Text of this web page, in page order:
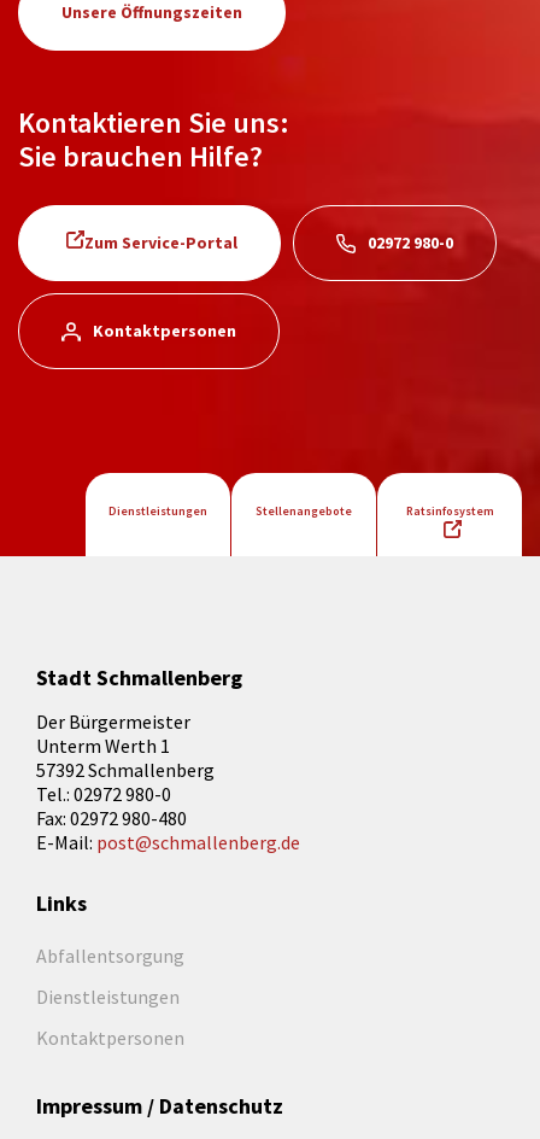
Unsere Öffnungszeiten
Kontaktieren Sie uns:
Sie brauchen Hilfe?
Zum Service-Portal 02972 980-0
Kontaktpersonen
Dienstleistungen Stellenangebote Ratsinfosystem
Stadt Schmallenberg
Der Bürgermeister
Unterm Werth 1
57392 Schmallenberg
Tel.: 02972 980-0
Fax: 02972 980-480
E-Mail: post@schmallenberg.de
Links
Abfallentsorgung
Dienstleistungen
Kontaktpersonen
Impressum / Datenschutz